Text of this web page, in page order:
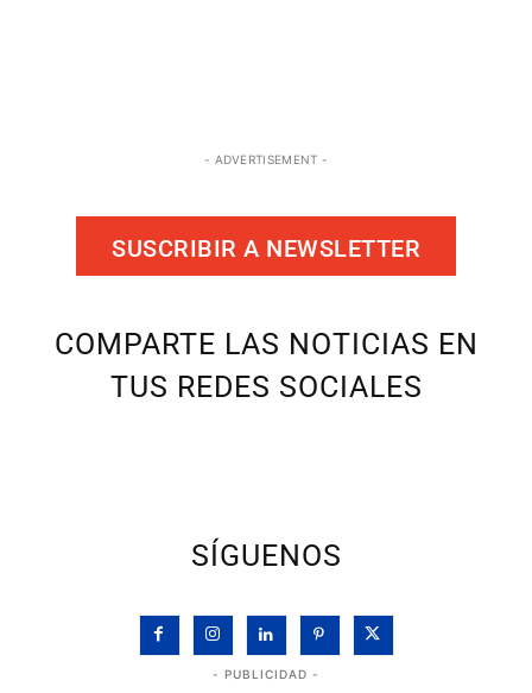
- ADVERTISEMENT -
SUSCRIBIR A NEWSLETTER
COMPARTE LAS NOTICIAS EN
TUS REDES SOCIALES
SÍGUENOS
- PUBLICIDAD -